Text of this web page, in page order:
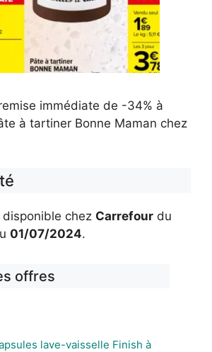
immédiate de -34% à
à tartiner Bonne Maman chez
chez Carrefour du
01/07/2024.
offres
lave-vaisselle Finish à